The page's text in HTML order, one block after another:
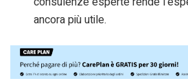
ancora più utile.